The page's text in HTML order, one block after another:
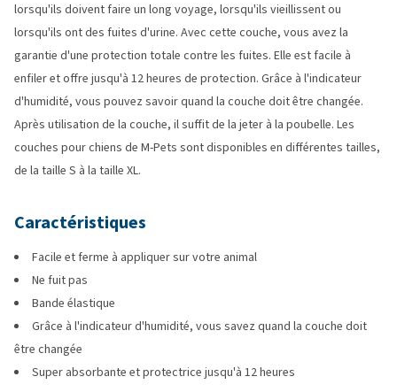
lorsqu'ils doivent faire un long voyage, lorsqu'ils vieillissent ou
lorsqu'ils ont des fuites d'urine. Avec cette couche, vous avez la
garantie d'une protection totale contre les fuites. Elle est facile à
enfiler et offre jusqu'à 12 heures de protection. Grâce à l'indicateur
d'humidité, vous pouvez savoir quand la couche doit être changée.
Après utilisation de la couche, il suffit de la jeter à la poubelle. Les
couches pour chiens de M-Pets sont disponibles en différentes tailles,
de la taille S à la taille XL.
Caractéristiques
Facile et ferme à appliquer sur votre animal
Ne fuit pas
Bande élastique
Grâce à l'indicateur d'humidité, vous savez quand la couche doit
être changée
Super absorbante et protectrice jusqu'à 12 heures